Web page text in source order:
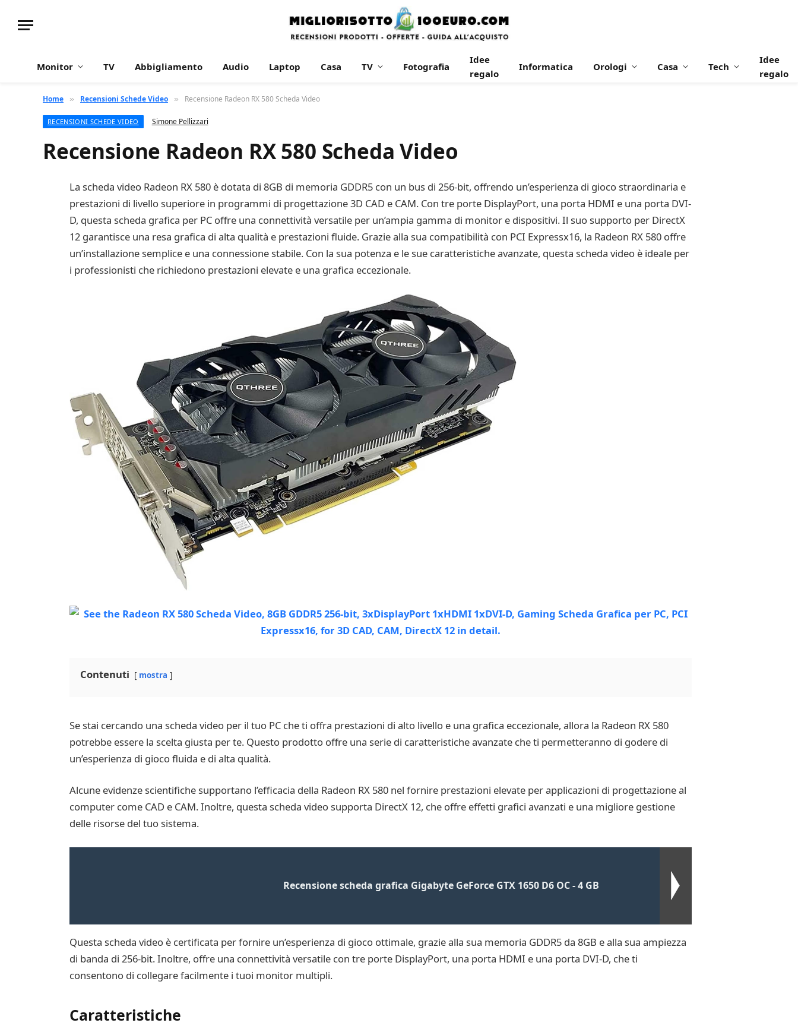
Monitor TV Abbigliamento Audio Laptop Casa TV Fotografia
Idee
regalo
Informatica Orologi Casa Tech
Idee
regalo
Home » Recensioni Schede Video » Recensione Radeon RX 580 Scheda Video
RECENSIONI SCHEDE VIDEO Simone Pellizzari
Recensione Radeon RX 580 Scheda Video
La scheda video Radeon RX 580 è dotata di 8GB di memoria GDDR5 con un bus di 256-bit, offrendo un’esperienza di gioco straordinaria e
prestazioni di livello superiore in programmi di progettazione 3D CAD e CAM. Con tre porte DisplayPort, una porta HDMI e una porta DVI-
D, questa scheda grafica per PC offre una connettività versatile per un’ampia gamma di monitor e dispositivi. Il suo supporto per DirectX
12 garantisce una resa grafica di alta qualità e prestazioni fluide. Grazie alla sua compatibilità con PCI Expressx16, la Radeon RX 580 offre
un’installazione semplice e una connessione stabile. Con la sua potenza e le sue caratteristiche avanzate, questa scheda video è ideale per
i professionisti che richiedono prestazioni elevate e una grafica eccezionale.
Contenuti mostra
Se stai cercando una scheda video per il tuo PC che ti offra prestazioni di alto livello e una grafica eccezionale, allora la Radeon RX 580
potrebbe essere la scelta giusta per te. Questo prodotto offre una serie di caratteristiche avanzate che ti permetteranno di godere di
un’esperienza di gioco fluida e di alta qualità.
Alcune evidenze scientifiche supportano l’efficacia della Radeon RX 580 nel fornire prestazioni elevate per applicazioni di progettazione al
computer come CAD e CAM. Inoltre, questa scheda video supporta DirectX 12, che offre effetti grafici avanzati e una migliore gestione
delle risorse del tuo sistema.
Recensione scheda grafica Gigabyte GeForce GTX 1650 D6 OC - 4 GB
Questa scheda video è certificata per fornire un’esperienza di gioco ottimale, grazie alla sua memoria GDDR5 da 8GB e alla sua ampiezza
di banda di 256-bit. Inoltre, offre una connettività versatile con tre porte DisplayPort, una porta HDMI e una porta DVI-D, che ti
consentono di collegare facilmente i tuoi monitor multipli.
Caratteristiche